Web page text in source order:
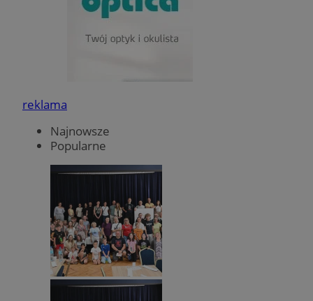
reklama
Najnowsze
Popularne